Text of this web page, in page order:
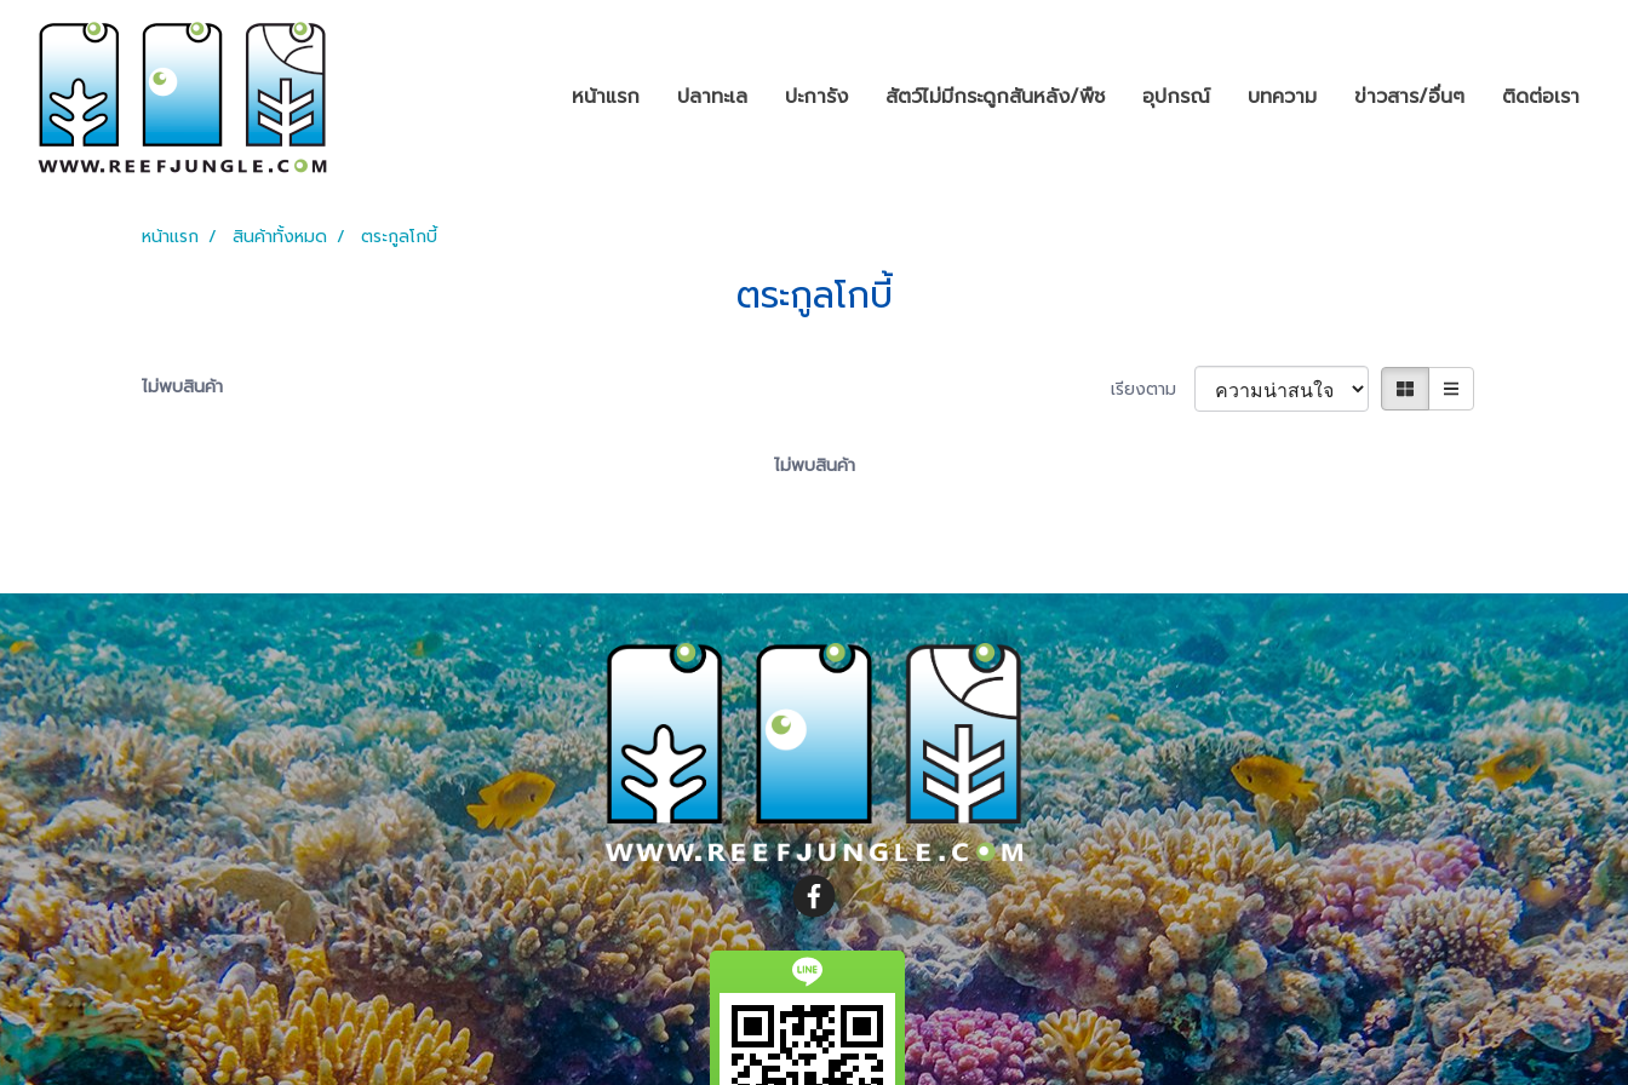
หน้าแรก ปลาทะเล ปะการัง สัตว์ไม่มีกระดูกสันหลัง/พืช อุปกรณ์ บทความ ข่าวสาร/อื่นๆ ติดต่อเรา
หน้าแรก สินค้าทั้งหมด ตระกูลโกบี้
ตระกูลโกบี้
ไม่พบสินค้า เรียงตาม
ไม่พบสินค้า